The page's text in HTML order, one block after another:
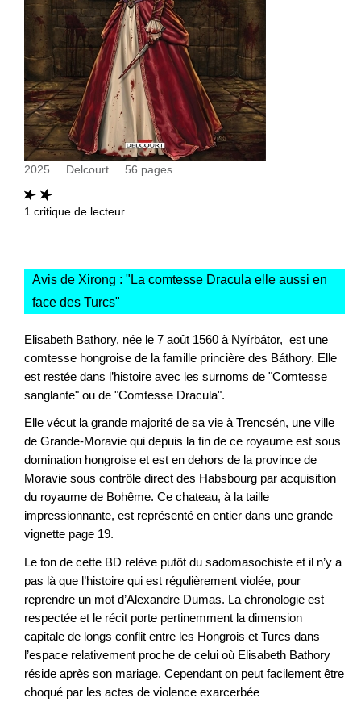
2025 Delcourt 56 pages
1 critique de lecteur
Avis de Xirong : " La comtesse Dracula elle aussi en
face des Turcs"
Elisabeth Bathory, née le 7 août 1560 à Nyírbátor, est une
comtesse hongroise de la famille princière des Báthory. Elle
est restée dans l’histoire avec les surnoms de "Comtesse
sanglante" ou de "Comtesse Dracula".
Elle vécut la grande majorité de sa vie à Trencsén, une ville
de Grande-Moravie qui depuis la fin de ce royaume est sous
domination hongroise et est en dehors de la province de
Moravie sous contrôle direct des Habsbourg par acquisition
du royaume de Bohême. Ce chateau, à la taille
impressionnante, est représenté en entier dans une grande
vignette page 19.
Le ton de cette BD relève putôt du sadomasochiste et il n’y a
pas là que l’histoire qui est régulièrement violée, pour
reprendre un mot d’Alexandre Dumas. La chronologie est
respectée et le récit porte pertinemment la dimension
capitale de longs conflit entre les Hongrois et Turcs dans
l’espace relativement proche de celui où Elisabeth Bathory
réside après son mariage. Cependant on peut facilement être
choqué par les actes de violence exarcerbée